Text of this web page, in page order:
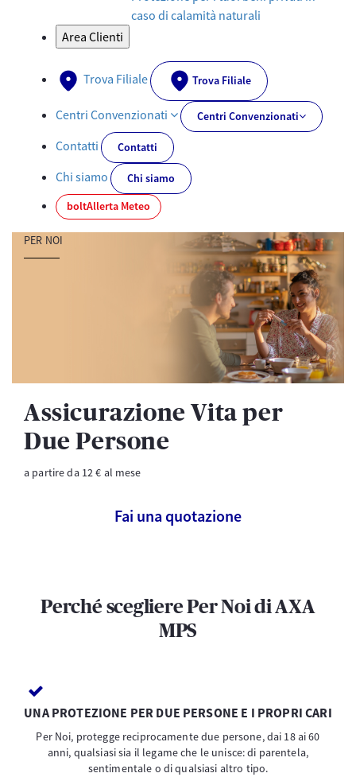
caso di calamità naturali
Area Clienti
Trova Filiale Trova Filiale
Centri Convenzionati Centri Convenzionati
Contatti Contatti
Chi siamo
Chi siamo
boltAllerta Meteo
PER NOI
Assicurazione Vita per
Due Persone
a partire da 12 € al mese
Fai una quotazione
Perché scegliere Per Noi di AXA
MPS
UNA PROTEZIONE PER DUE PERSONE E I PROPRI CARI
Per Noi, protegge reciprocamente due persone, dai 18 ai 60
anni, qualsiasi sia il legame che le unisce: di parentela,
sentimentale o di qualsiasi altro tipo.